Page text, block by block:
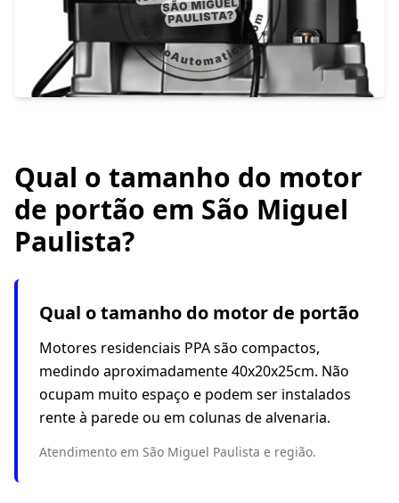
Qual o tamanho do motor
de portão em São Miguel
Paulista?
Qual o tamanho do motor de portão
Motores residenciais PPA são compactos,
medindo aproximadamente 40x20x25cm. Não
ocupam muito espaço e podem ser instalados
rente à parede ou em colunas de alvenaria.
Atendimento em São Miguel Paulista e região.